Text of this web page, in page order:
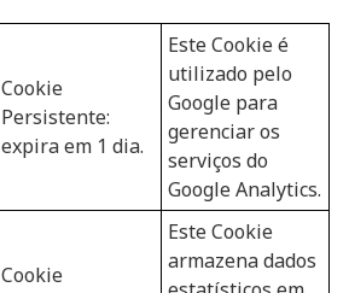
Cookie
Persistente:
expira em 1 dia.
Este Cookie é
utilizado pelo
Google para
gerenciar os
serviços do
Google Analytics.
Cookie
Este Cookie
armazena dados